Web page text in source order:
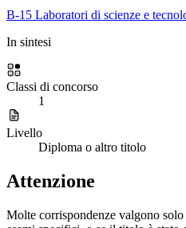
B-15 Laboratori di scienze e
In sintesi
Classi di concorso
1
Livello
Diploma o altro titolo
Attenzione
Molte corrispondenze valgono